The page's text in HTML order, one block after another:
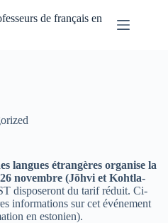
de français en
langues étrangères organise la
novembre (Jõhvi et Kohtla-
disposeront du tarif réduit. Ci-
informations sur cet événement
en estonien).